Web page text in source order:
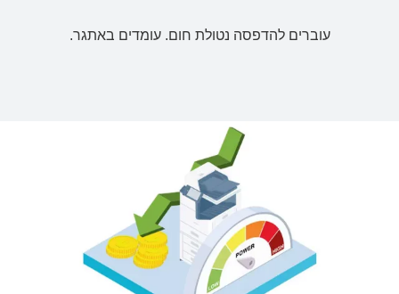
עוברים להדפסה נטולת חום. עומדים באתגר.